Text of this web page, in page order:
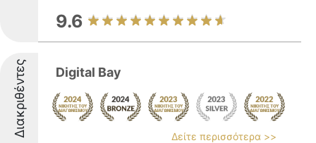
9.6
Διακριθέντες Digital Bay
Δείτε περισσότερα >>